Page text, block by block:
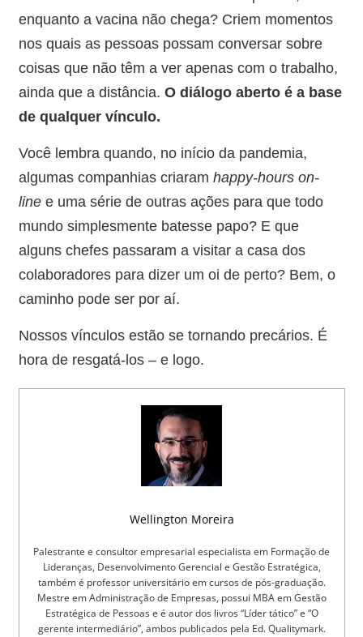
enquanto a vacina não chega? Criem momentos
nos quais as pessoas possam conversar sobre
coisas que não têm a ver apenas com o trabalho,
ainda que a distância. O diálogo aberto é a base
de qualquer vínculo.
Você lembra quando, no início da pandemia,
algumas companhias criaram happy-hours on-
linee uma série de outras ações para que todo
mundo simplesmente batesse papo? E que
alguns chefes passaram a visitar a casa dos
colaboradores para dizer um oi de perto? Bem, o
caminho pode ser por aí.
Nossos vínculos estão se tornando precários. É
hora de resgatá-los – e logo.
Wellington Moreira
Palestrante e consultor empresarial especialista em Formação de
Lideranças, Desenvolvimento Gerencial e Gestão Estratégica,
também é professor universitário em cursos de pós-graduação.
Mestre em Administração de Empresas, possui MBA em Gestão
Estratégica de Pessoas e é autor dos livros “Líder tático” e “O
gerente intermediário”, ambos publicados pela Ed. Qualitymark.